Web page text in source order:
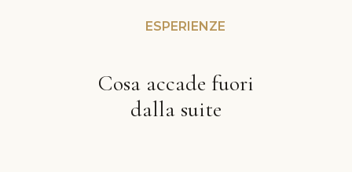
ESPERIENZE
Cosa accade fuori
dalla suite